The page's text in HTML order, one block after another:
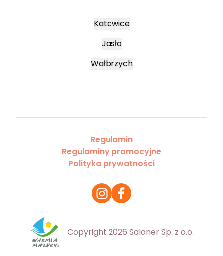
Katowice
Jasło
Wałbrzych
Regulamin
Regulaminy promocyjne
Polityka prywatności
Copyright 2026 Saloner Sp. z o.o.